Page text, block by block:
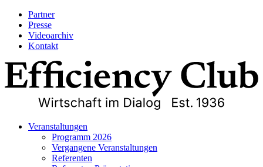
Partner
Presse
Videoarchiv
Kontakt
Veranstaltungen
Programm 2026
Vergangene Veranstaltungen
Referenten